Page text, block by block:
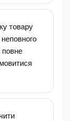
товару